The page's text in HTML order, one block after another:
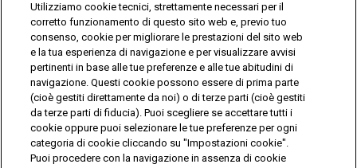
IL GIOCO È VIETATO AI MINORI E PUÒ CAUSARE
DIPENDENZA PATOLOGICA
© Copyright Sisal Italia S.p.A. - P.I. 02433760135
Privacy Cookies
Mappa
del
sito
Utilizziamo cookie tecnici, strettamente necessari per il
corretto funzionamento di questo sito web e, previo tuo
consenso, cookie per migliorare le prestazioni del sito web
e la tua esperienza di navigazione e per visualizzare avvisi
pertinenti in base alle tue preferenze e alle tue abitudini di
navigazione. Questi cookie possono essere di prima parte
(cioè gestiti direttamente da noi) o di terze parti (cioè gestiti
da terze parti di fiducia). Puoi scegliere se accettare tutti i
cookie oppure puoi selezionare le tue preferenze per ogni
categoria di cookie cliccando su "Impostazioni cookie".
Puoi procedere con la navigazione in assenza di cookie